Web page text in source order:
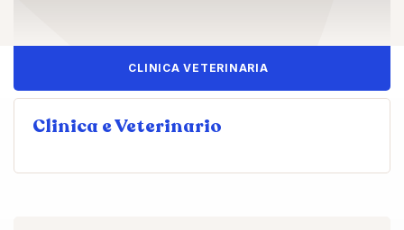
CLINICA VETERINARIA
Clinica e Veterinario